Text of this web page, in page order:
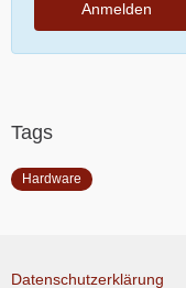
Anmelden
Tags
Hardware
Datenschutzerklärung